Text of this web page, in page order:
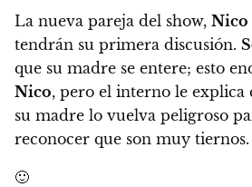
La nueva pareja del show, Nico
tendrán su primera discusión.
que su madre se entere; esto
Nico, pero el interno le explica
su madre lo vuelva peligroso
reconocer que son muy tiernos.
🙂